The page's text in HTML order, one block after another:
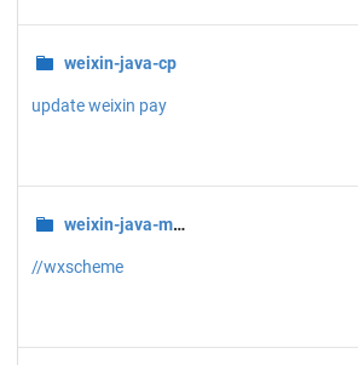
weixin-java-cp
update weixin pay
weixin-java-miniapp
//wxscheme